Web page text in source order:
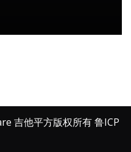
吉他平方版权所有鲁ICP